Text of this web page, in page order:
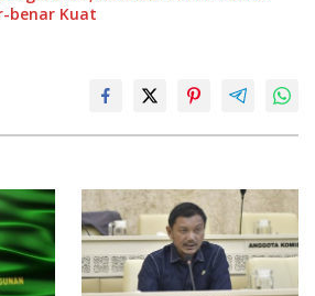
benar Kuat